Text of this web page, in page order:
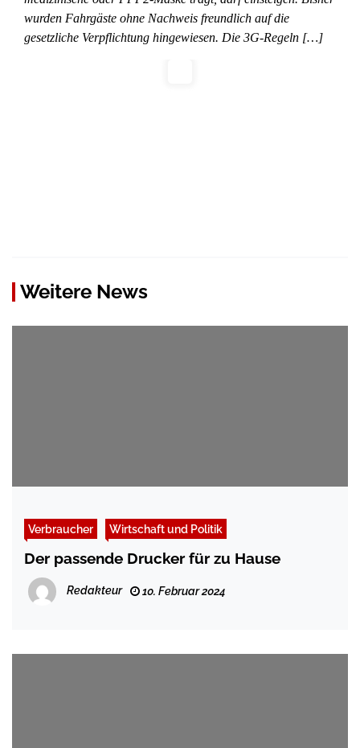
wurden Fahrgäste ohne Nachweis freundlich auf die
gesetzliche Verpflichtung hingewiesen. Die 3G-Regeln […]
Weitere News
Verbraucher Wirtschaft und Politik
Der passende Drucker für zu Hause
Redakteur 10. Februar 2024